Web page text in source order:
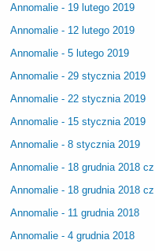
Annomalie - 19 lutego 2019
Annomalie - 12 lutego 2019
Annomalie - 5 lutego 2019
Annomalie - 29 stycznia 2019
Annomalie - 22 stycznia 2019
Annomalie - 15 stycznia 2019
Annomalie - 8 stycznia 2019
Annomalie - 18 grudnia 2018
Annomalie - 18 grudnia 2018
Annomalie - 11 grudnia 2018
Annomalie - 4 grudnia 2018